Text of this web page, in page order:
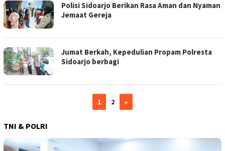
Polisi Sidoarjo Berikan Rasa Aman dan Nyaman
Jemaat Gereja
Jumat Berkah, Kepedulian Propam Polresta
Sidoarjo berbagi
1 2 »
TNI & POLRI